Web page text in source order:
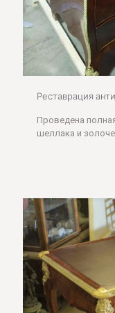
Реставрация
Проведена
шеллака и